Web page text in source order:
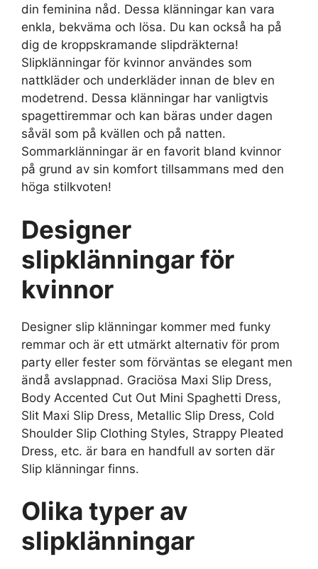
din feminina nåd. Dessa klänningar kan vara
enkla, bekväma och lösa. Du kan också ha på
dig de kroppskramande slipdräkterna!
Slipklänningar för kvinnor användes som
nattkläder och underkläder innan de blev en
modetrend. Dessa klänningar har vanligtvis
spagettiremmar och kan bäras under dagen
såväl som på kvällen och på natten.
Sommarklänningar är en favorit bland kvinnor
på grund av sin komfort tillsammans med den
höga stilkvoten!
Designer
slipklänningar för
kvinnor
Designer slip klänningar kommer med funky
remmar och är ett utmärkt alternativ för prom
party eller fester som förväntas se elegant men
ändå avslappnad. Graciösa Maxi Slip Dress,
Body Accented Cut Out Mini Spaghetti Dress,
Slit Maxi Slip Dress, Metallic Slip Dress, Cold
Shoulder Slip Clothing Styles, Strappy Pleated
Dress, etc. är bara en handfull av sorten där
Slip klänningar finns.
Olika typer av
slipklänningar